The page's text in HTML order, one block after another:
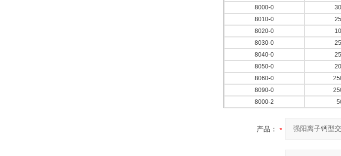
8000-0
8010-0
8020-0
8030-0
8040-0
8050-0
8060-0
8090-0
8000-2
产品：